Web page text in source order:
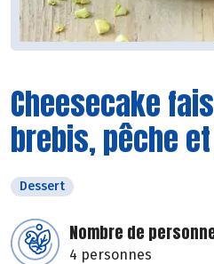
Cheesecake
brebis, pêche
Dessert
Nombre de
4 personnes